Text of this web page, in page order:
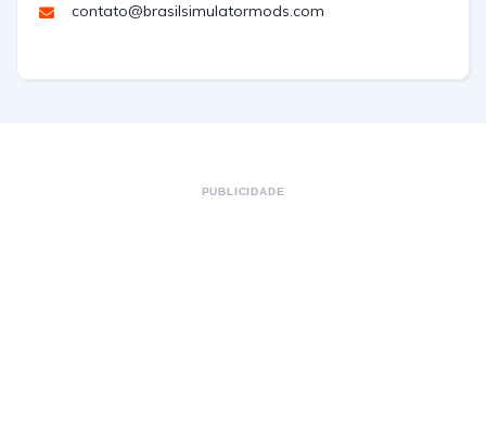
contato@brasilsimulatormods.com
PUBLICIDADE